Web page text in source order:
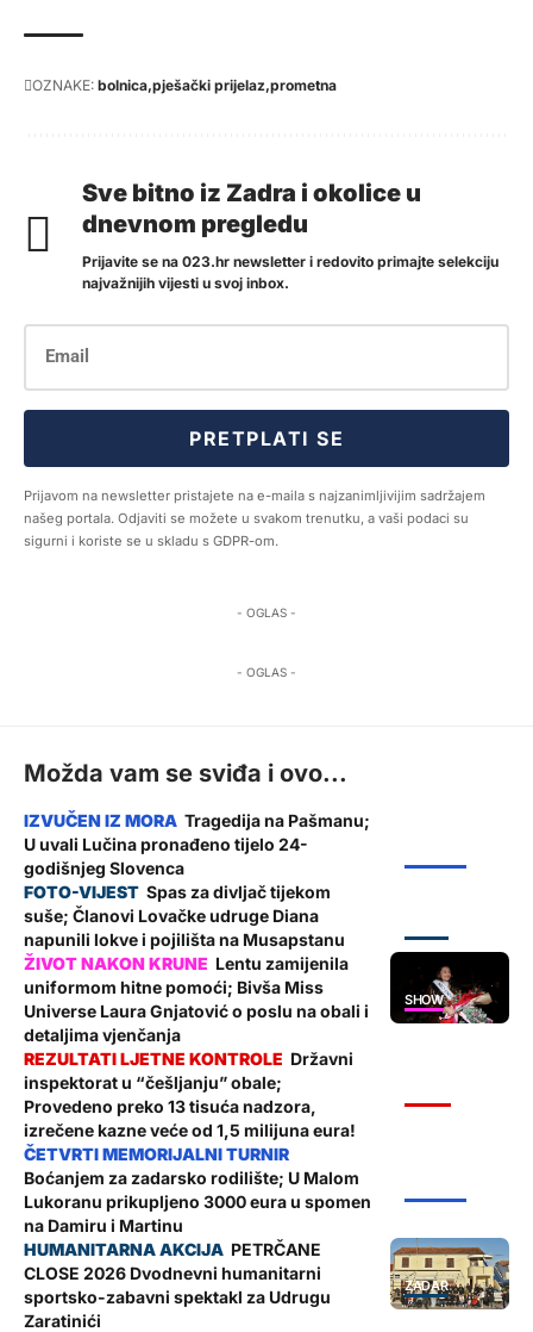
OZNAKE: bolnica pješački prijelaz prometna
Sve bitno iz Zadra i okolice u
dnevnom pregledu
Prijavite se na 023.hr newsletter i redovito primajte selekciju
najvažnijih vijesti u svoj inbox.
PRETPLATI SE
Prijavom na newsletter pristajete na e-maila s najzanimljivijim sadržajem
našeg portala. Odjaviti se možete u svakom trenutku, a vaši podaci su
sigurni i koriste se u skladu s GDPR-om.
- OGLAS -
- OGLAS -
Možda vam se sviđa i ovo...
Tragedija na Pašmanu;
U uvali Lučina pronađeno tijelo 24-
godišnjeg Slovenca
Spas za divljač tijekom
suše; Članovi Lovačke udruge Diana
napunili lokve i pojilišta na Musapstanu
SHOW
Lentu zamijenila
uniformom hitne pomoći; Bivša Miss
Universe Laura Gnjatović o poslu na obali i
detaljima vjenčanja
Državni
inspektorat u “češljanju” obale;
Provedeno preko 13 tisuća nadzora,
izrečene kazne veće od 1,5 milijuna eura!
Boćanjem za zadarsko rodilište; U Malom
Lukoranu prikupljeno 3000 eura u spomen
na Damiru i Martinu
ZADAR
PETRČANE
CLOSE 2026 Dvodnevni humanitarni
sportsko-zabavni spektakl za Udrugu
Zaratinići